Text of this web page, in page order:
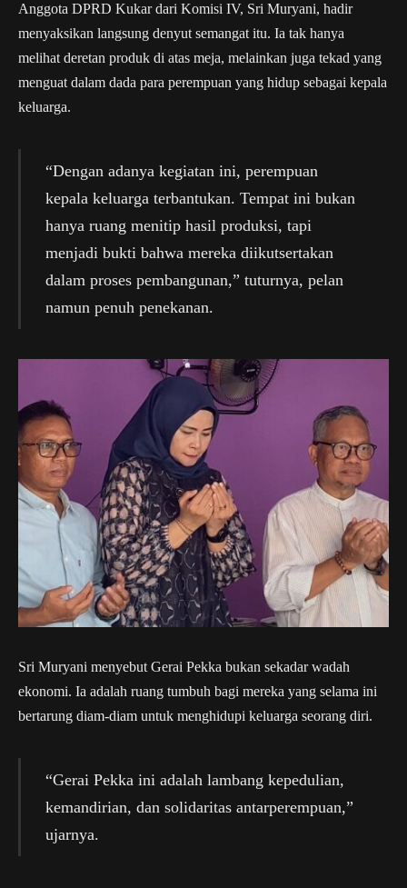
Anggota DPRD Kukar dari Komisi IV, Sri Muryani, hadir
menyaksikan langsung denyut semangat itu. Ia tak hanya
melihat deretan produk di atas meja, melainkan juga tekad yang
menguat dalam dada para perempuan yang hidup sebagai kepala
keluarga.
“Dengan adanya kegiatan ini, perempuan
kepala keluarga terbantukan. Tempat ini bukan
hanya ruang menitip hasil produksi, tapi
menjadi bukti bahwa mereka diikutsertakan
dalam proses pembangunan,” tuturnya, pelan
namun penuh penekanan.
Sri Muryani menyebut Gerai Pekka bukan sekadar wadah
ekonomi. Ia adalah ruang tumbuh bagi mereka yang selama ini
bertarung diam-diam untuk menghidupi keluarga seorang diri.
“Gerai Pekka ini adalah lambang kepedulian,
kemandirian, dan solidaritas antarperempuan,”
ujarnya.